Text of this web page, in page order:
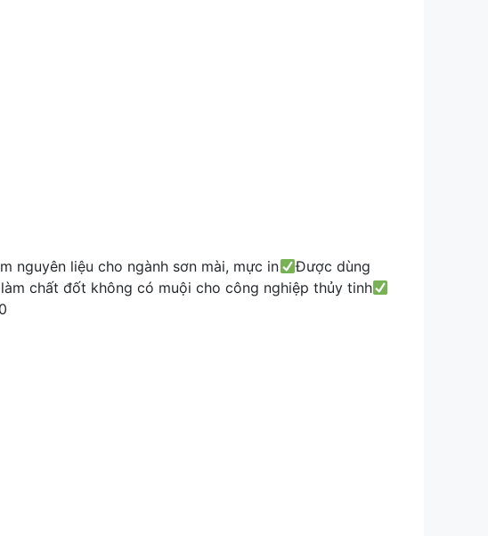
nguyên liệu cho ngành sơn mài, mực in
Được dùng
chất đốt không có muội cho công nghiệp thủy tinh